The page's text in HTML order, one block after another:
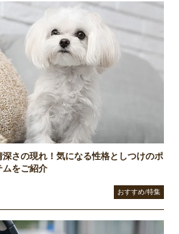
さの現れ！気になる性格としつけのポ
ムをご紹介
おすすめ/特集